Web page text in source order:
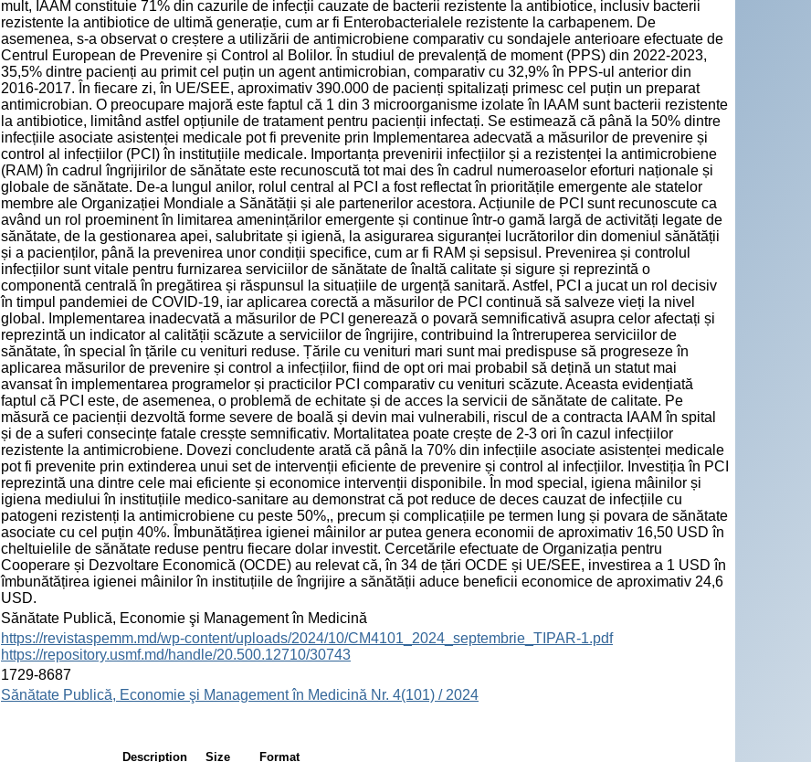
mult, IAAM constituie 71% din cazurile de infecții cauzate de bacterii rezistente la antibiotice, inclusiv bacterii
rezistente la antibiotice de ultimă generație, cum ar fi Enterobacterialele rezistente la carbapenem. De
asemenea, s-a observat o creștere a utilizării de antimicrobiene comparativ cu sondajele anterioare efectuate de
Centrul European de Prevenire și Control al Bolilor. În studiul de prevalență de moment (PPS) din 2022-2023,
35,5% dintre pacienți au primit cel puțin un agent antimicrobian, comparativ cu 32,9% în PPS-ul anterior din
2016-2017. În fiecare zi, în UE/SEE, aproximativ 390.000 de pacienți spitalizați primesc cel puțin un preparat
antimicrobian. O preocupare majoră este faptul că 1 din 3 microorganisme izolate în IAAM sunt bacterii rezistente
la antibiotice, limitând astfel opțiunile de tratament pentru pacienții infectați. Se estimează că până la 50% dintre
infecțiile asociate asistenței medicale pot fi prevenite prin Implementarea adecvată a măsurilor de prevenire și
control al infecțiilor (PCI) în instituțiile medicale. Importanța prevenirii infecțiilor și a rezistenței la antimicrobiene
(RAM) în cadrul îngrijirilor de sănătate este recunoscută tot mai des în cadrul numeroaselor eforturi naționale și
globale de sănătate. De-a lungul anilor, rolul central al PCI a fost reflectat în prioritățile emergente ale statelor
membre ale Organizației Mondiale a Sănătății și ale partenerilor acestora. Acțiunile de PCI sunt recunoscute ca
având un rol proeminent în limitarea amenințărilor emergente și continue într-o gamă largă de activități legate de
sănătate, de la gestionarea apei, salubritate și igienă, la asigurarea siguranței lucrătorilor din domeniul sănătății
și a pacienților, până la prevenirea unor condiții specifice, cum ar fi RAM și sepsisul. Prevenirea și controlul
infecțiilor sunt vitale pentru furnizarea serviciilor de sănătate de înaltă calitate și sigure și reprezintă o
componentă centrală în pregătirea și răspunsul la situațiile de urgență sanitară. Astfel, PCI a jucat un rol decisiv
în timpul pandemiei de COVID-19, iar aplicarea corectă a măsurilor de PCI continuă să salveze vieți la nivel
global. Implementarea inadecvată a măsurilor de PCI generează o povară semnificativă asupra celor afectați și
reprezintă un indicator al calității scăzute a serviciilor de îngrijire, contribuind la întreruperea serviciilor de
sănătate, în special în țările cu venituri reduse. Țările cu venituri mari sunt mai predispuse să progreseze în
aplicarea măsurilor de prevenire și control a infecțiilor, fiind de opt ori mai probabil să dețină un statut mai
avansat în implementarea programelor și practicilor PCI comparativ cu venituri scăzute. Aceasta evidențiată
faptul că PCI este, de asemenea, o problemă de echitate și de acces la servicii de sănătate de calitate. Pe
măsură ce pacienții dezvoltă forme severe de boală și devin mai vulnerabili, riscul de a contracta IAAM în spital
și de a suferi consecințe fatale cresște semnificativ. Mortalitatea poate crește de 2-3 ori în cazul infecțiilor
rezistente la antimicrobiene. Dovezi concludente arată că până la 70% din infecțiile asociate asistenței medicale
pot fi prevenite prin extinderea unui set de intervenții eficiente de prevenire și control al infecțiilor. Investiția în PCI
reprezintă una dintre cele mai eficiente și economice intervenții disponibile. În mod special, igiena mâinilor și
igiena mediului în instituțiile medico-sanitare au demonstrat că pot reduce de deces cauzat de infecțiile cu
patogeni rezistenți la antimicrobiene cu peste 50%,, precum și complicațiile pe termen lung și povara de sănătate
asociate cu cel puțin 40%. Îmbunătățirea igienei mâinilor ar putea genera economii de aproximativ 16,50 USD în
cheltuielile de sănătate reduse pentru fiecare dolar investit. Cercetările efectuate de Organizația pentru
Cooperare și Dezvoltare Economică (OCDE) au relevat că, în 34 de țări OCDE și UE/SEE, investirea a 1 USD în
îmbunătățirea igienei mâinilor în instituțiile de îngrijire a sănătății aduce beneficii economice de aproximativ 24,6
USD.
Sănătate Publică, Economie şi Management în Medicină
https://revistaspemm.md/wp-content/uploads/2024/10/CM4101_2024_septembrie_TIPAR-1.pdf
https://repository.usmf.md/handle/20.500.12710/30743
1729-8687
Sănătate Publică, Economie şi Management în Medicină Nr. 4(101) / 2024
Description Size Format